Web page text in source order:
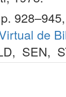
de
, SEN,